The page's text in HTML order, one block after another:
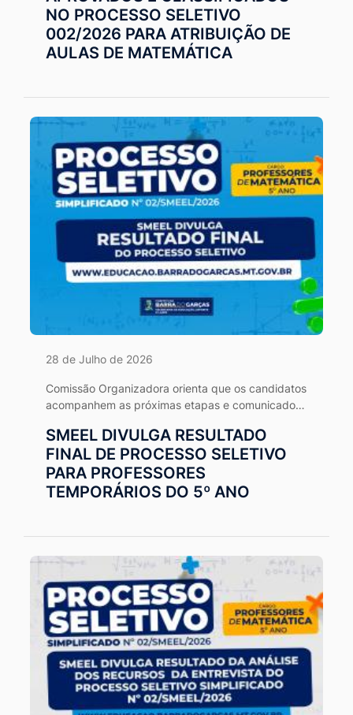
NO PROCESSO SELETIVO
002/2026 PARA ATRIBUIÇÃO DE
AULAS DE MATEMÁTICA
28 de Julho de 2026
Comissão Organizadora orienta que os candidatos
acompanhem as próximas etapas e comunicados
SMEEL DIVULGA RESULTADO
FINAL DE PROCESSO SELETIVO
PARA PROFESSORES
TEMPORÁRIOS DO 5º ANO